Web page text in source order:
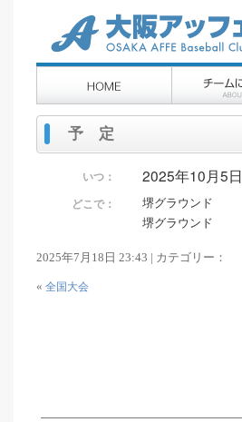
予 定
いつ： 2025年10月5日
どこで：
堺グラウンド
堺グラウンド
2025年7月18日 23:43 | カテゴリー：
« 全国大会